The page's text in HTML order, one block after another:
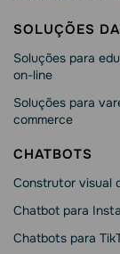
SOLUÇÕES
Soluções para
on-line
Soluções para
commerce
CHATBOTS
Construtor visual
Chatbot para
Chatbots para